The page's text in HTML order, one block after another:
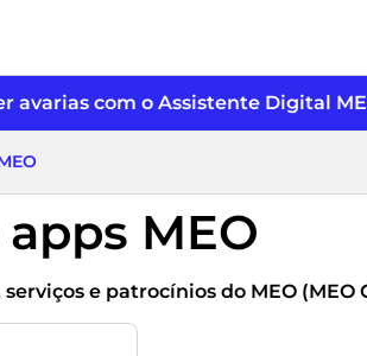
avarias com o Assistente Digital
MEO
e patrocínios do MEO (MEO